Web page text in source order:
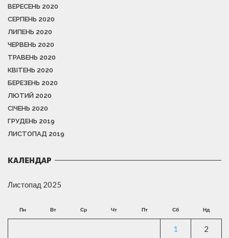
ВЕРЕСЕНЬ 2020
СЕРПЕНЬ 2020
ЛИПЕНЬ 2020
ЧЕРВЕНЬ 2020
ТРАВЕНЬ 2020
КВІТЕНЬ 2020
БЕРЕЗЕНЬ 2020
ЛЮТИЙ 2020
СІЧЕНЬ 2020
ГРУДЕНЬ 2019
ЛИСТОПАД 2019
КАЛЕНДАР
Листопад 2025
Пн Вт Ср Чт Пт Сб Нд
1 2